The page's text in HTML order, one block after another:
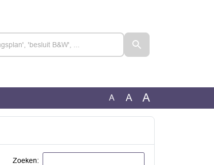
A A A
Zoeken: